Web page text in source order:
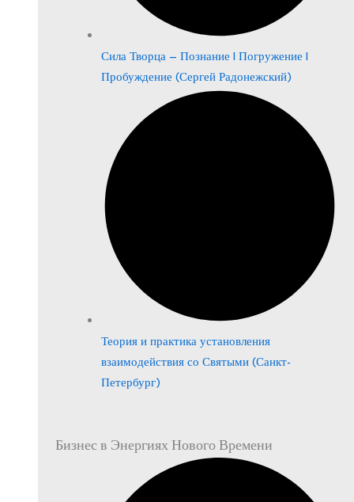
Сила Творца – Познание | Погружение |
Пробуждение (Сергей Радонежский)
Теория и практика установления
взаимодействия со Святыми (Санкт-
Петербург)
Бизнес в Энергиях Нового Времени